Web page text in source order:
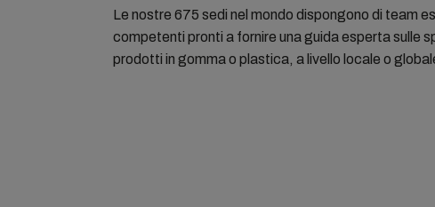
Le nostre 675 sedi nel mondo dispongono di team
competenti pronti a fornire una guida esperta sulle
prodotti in gomma o plastica, a livello locale o